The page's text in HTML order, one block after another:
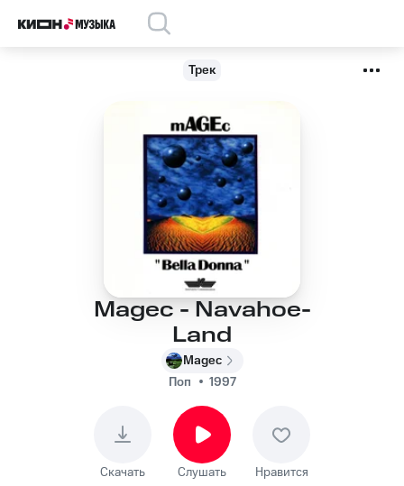
Трек
Magec - Navahoe-
Land
Magec
Поп
1997
Скачать Слушать Нравится